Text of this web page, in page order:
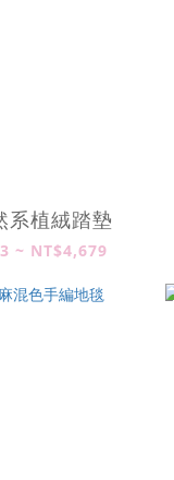
系植絨踏墊
~ NT$4,679